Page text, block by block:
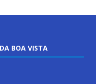
BOA VISTA